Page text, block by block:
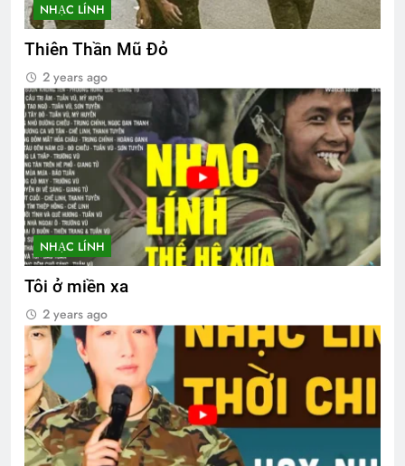
NHẠC LÍNH
Thiên Thần Mũ Đỏ
2 years ago
NHẠC LÍNH
Tôi ở miền xa
2 years ago